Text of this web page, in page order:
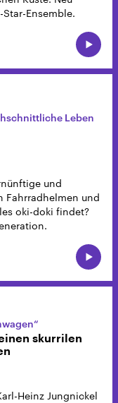
Ensemble.
Leben
und
Fahrradhelmen und
oki-doki findet?
skurrilen
Heinz Jungnickel